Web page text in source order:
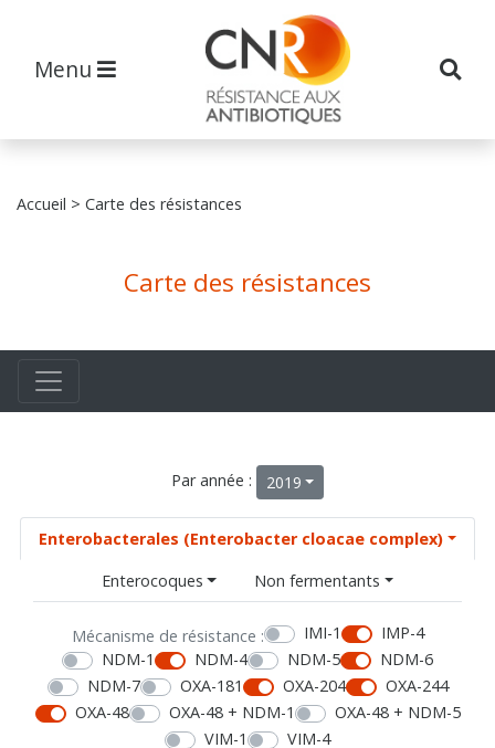
Menu
Accueil > Carte des résistances
Carte des résistances
Par année : 2019
Enterobacterales (Enterobacter cloacae complex)
Enterocoques
Non fermentants
Mécanisme de résistance : IMI-1
IMP-4
NDM-1
NDM-4 NDM-5
NDM-6
NDM-7
OXA-181 OXA-204
OXA-244
OXA-48
OXA-48 + NDM-1
OXA-48 + NDM-5
VIM-1
VIM-4